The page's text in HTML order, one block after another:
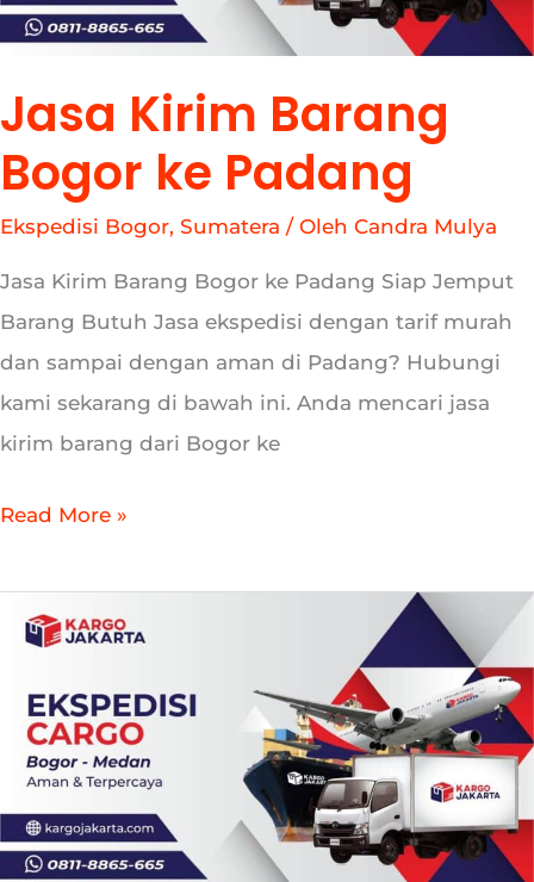
Jasa Kirim Barang
Bogor ke Padang
Ekspedisi Bogor, Sumatera / Oleh Candra Mulya
Jasa Kirim Barang Bogor ke Padang Siap Jemput
Barang Butuh Jasa ekspedisi dengan tarif murah
dan sampai dengan aman di Padang? Hubungi
kami sekarang di bawah ini. Anda mencari jasa
kirim barang dari Bogor ke
Read More »
Jasa
Kirim
Barang
Bogor
Medan